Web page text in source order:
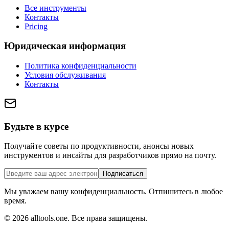
Все инструменты
Контакты
Pricing
Юридическая информация
Политика конфиденциальности
Условия обслуживания
Контакты
Будьте в курсе
Получайте советы по продуктивности, анонсы новых
инструментов и инсайты для разработчиков прямо на почту.
Подписаться
Мы уважаем вашу конфиденциальность. Отпишитесь в любое
время.
© 2026 alltools.one. Все права защищены.